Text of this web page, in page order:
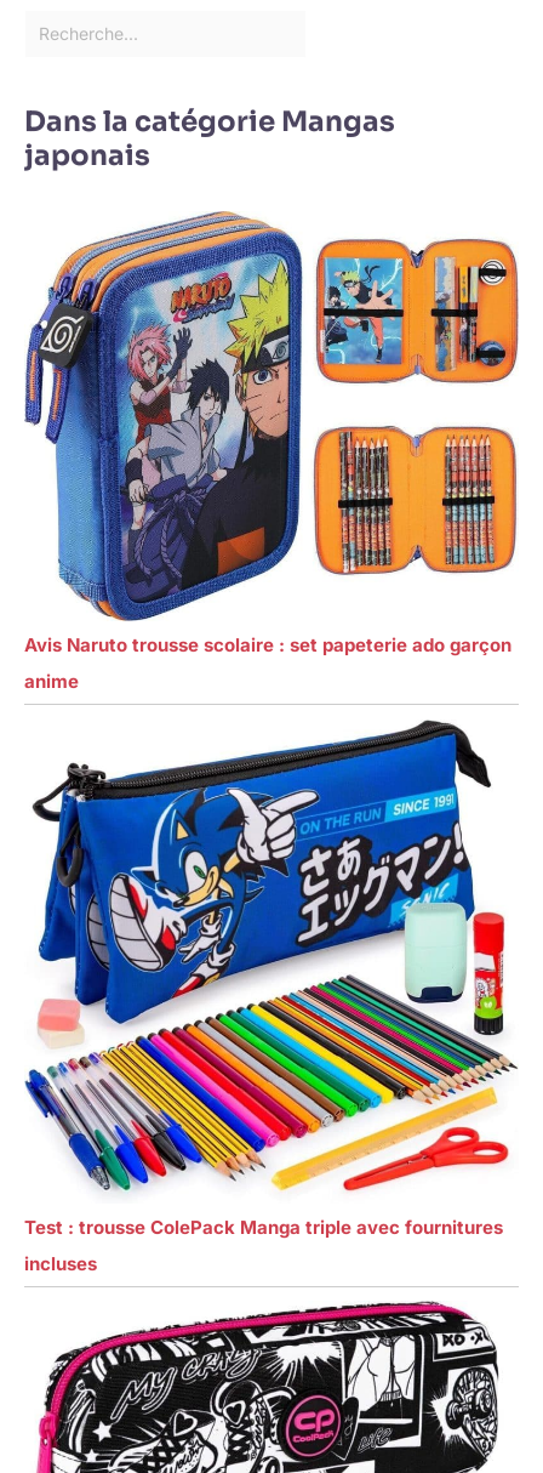
Dans la catégorie Mangas
japonais
Avis Naruto trousse scolaire : set papeterie ado garçon
anime
Test : trousse ColePack Manga triple avec fournitures
incluses